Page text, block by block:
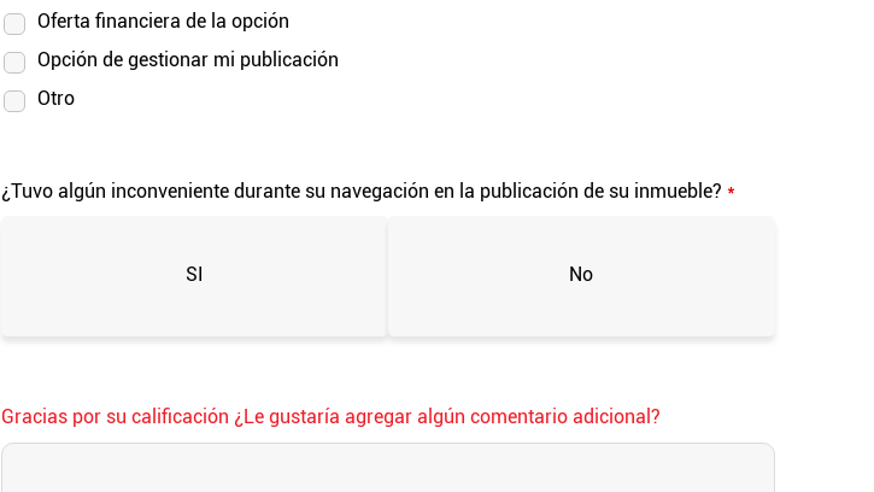
Oferta financiera de la opción
Opción de gestionar mi publicación
Otro
¿Tuvo algún inconveniente durante su navegación en la publicación de su inmueble? *
SI No
Gracias por su calificación ¿Le gustaría agregar algún comentario adicional?